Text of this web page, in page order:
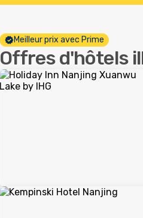
Meilleur prix avec Prime
Offres d'hôtels